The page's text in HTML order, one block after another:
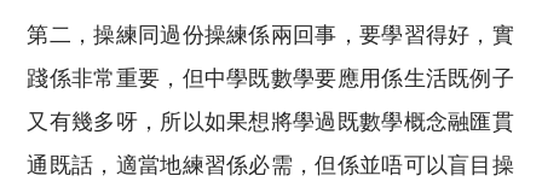
第二，操練同過份操練係兩回事，要學習得好，實
踐係非常重要，但中學既數學要應用係生活既例子
又有幾多呀，所以如果想將學過既數學概念融匯貫
通既話，適當地練習係必需，但係並唔可以盲目操